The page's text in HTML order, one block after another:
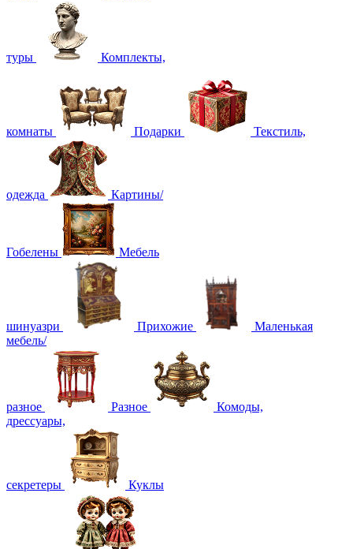
туры Комплекты,
комнаты Подарки Текстиль,
одежда Картины/
Гобелены Мебель
шинуазри Прихожие
Маленькая
мебель/
разное Разное
Комоды,
дрессуары,
секретеры Куклы